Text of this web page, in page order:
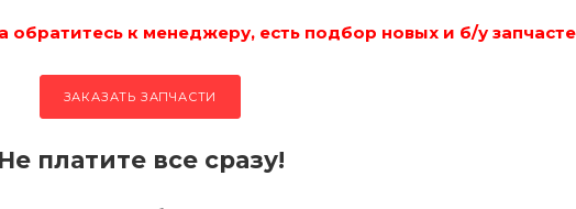
обратитесь к менеджеру, есть подбор новых и б/у
ЗАКАЗАТЬ ЗАПЧАСТИ
Не платите все сразу!